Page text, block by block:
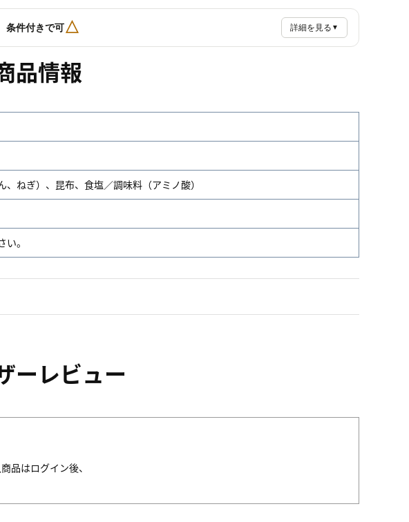
条件付きで可△ 詳細を見る ▼
品情報
ねぎ）、昆布、食塩／調味料（アミノ酸）
。
ーレビュー
品はログイン後、